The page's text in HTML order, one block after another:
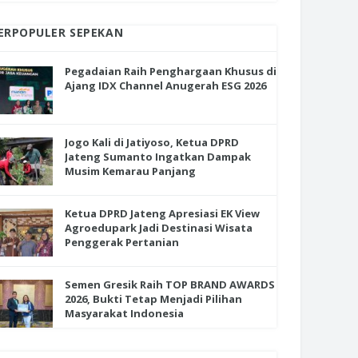
SEPEKAN
Pegadaian Raih Penghargaan Khusus di
Ajang IDX Channel Anugerah ESG 2026
Jogo Kali di Jatiyoso, Ketua DPRD
Jateng Sumanto Ingatkan Dampak
Musim Kemarau Panjang
Ketua DPRD Jateng Apresiasi EK View
Agroedupark Jadi Destinasi Wisata
Penggerak Pertanian
Semen Gresik Raih TOP BRAND AWARDS
2026, Bukti Tetap Menjadi Pilihan
Masyarakat Indonesia